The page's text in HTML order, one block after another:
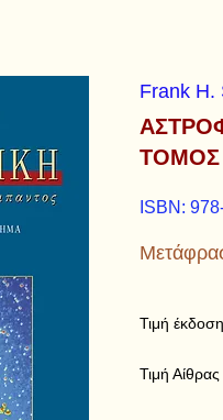
Frank H.
ΤΟΜΟΣ
ISBN:
Τιμή
Τιμή Αίθρας